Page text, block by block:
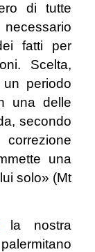
di tutte
fatti per
Scelta,
periodo
una delle
secondo
una
solo» (Mt
la nostra